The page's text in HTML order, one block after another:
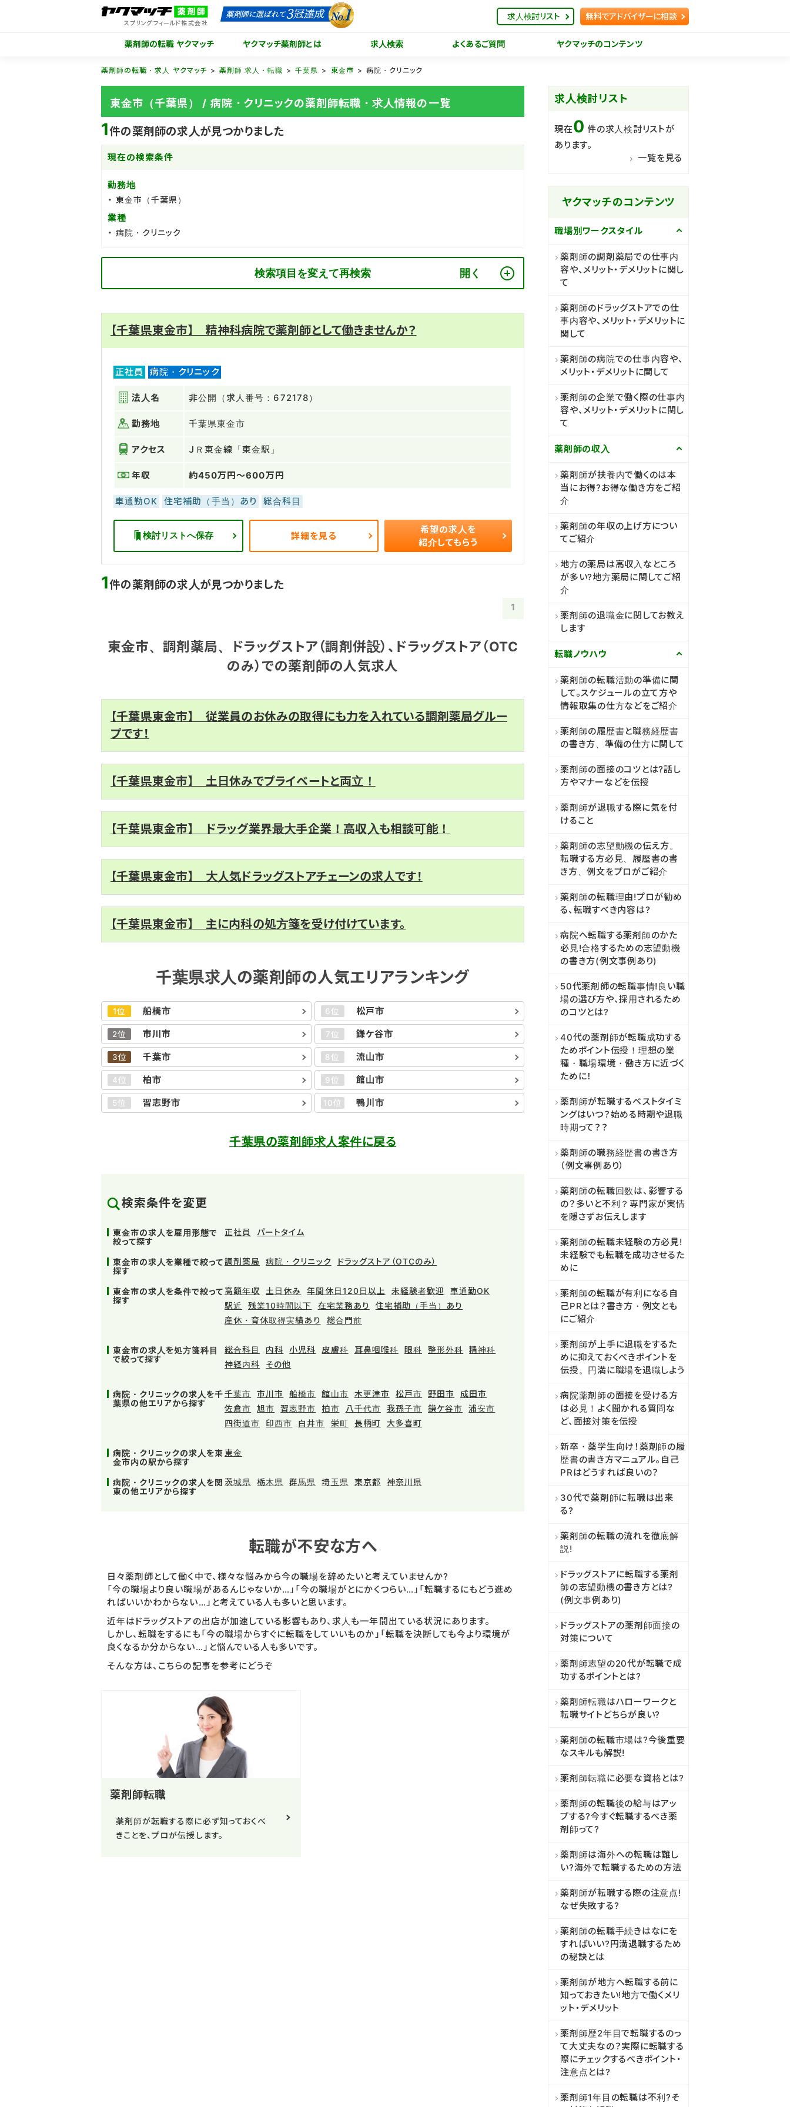
薬剤師の転職 ヤクマッチ ヤクマッチ薬剤師とは 求人検索 よくあるご質問 ヤクマッチのコンテンツ
求人検討リスト 無料でアドバイザーに相談
薬剤師の転職・求人 ヤクマッチ 薬剤師 求人・転職 千葉県 東金市 病院・クリニック
東金市（千葉県） / 病院・クリニックの薬剤師転職・求人情報の一覧
1件の薬剤師の求人が見つかりました
現在の検索条件
勤務地
東金市（千葉県）
業種
病院・クリニック
検索項目を変えて再検索
【千葉県東金市】 精神科病院で薬剤師として働きませんか？
正社員 病院・クリニック
法人名 非公開（求人番号：672178）
勤務地 千葉県東金市
アクセス ＪＲ東金線「東金駅」
年収 約450万円～600万円
車通勤OK 住宅補助（手当）あり 総合科目
検討リストへ保存 詳細を見る
希望の求人を
紹介してもらう
1件の薬剤師の求人が見つかりました
1
東金市、調剤薬局、ドラッグストア（調剤併設）、ドラッグストア（OTC
のみ）での薬剤師の人気求人
【千葉県東金市】 従業員のお休みの取得にも力を入れている調剤薬局グルー
プです！
【千葉県東金市】 土日休みでプライベートと両立！
【千葉県東金市】 ドラッグ業界最大手企業！高収入も相談可能！
【千葉県東金市】 大人気ドラッグストアチェーンの求人です！
【千葉県東金市】 主に内科の処方箋を受け付けています。
千葉県求人の薬剤師の人気エリアランキング
1位 船橋市
2位 市川市
3位 千葉市
4位 柏市
5位 習志野市
6位 松戸市
7位 鎌ケ谷市
8位 流山市
9位 館山市
10位 鴨川市
千葉県の薬剤師求人案件に戻る
検索条件を変更
東金市の求人を雇用形態で
絞って探す
正社員 パートタイム
東金市の求人を業種で絞って
探す
調剤薬局 病院・クリニック ドラッグストア（OTCのみ）
東金市の求人を条件で絞って
探す
高額年収 土日休み 年間休日120日以上 未経験者歓迎
車通勤OK
駅近
残業10時間以下 在宅業務あり
住宅補助（手当）あり
産休・育休取得実績あり
総合門前
東金市の求人を処方箋科目
で絞って探す
総合科目 内科 小児科 皮膚科 耳鼻咽喉科 眼科 整形外科
精神科
神経内科
その他
病院・クリニックの求人を千
葉県の他エリアから探す
千葉市 市川市 船橋市 館山市 木更津市 松戸市 野田市
成田市
佐倉市
旭市 習志野市 柏市 八千代市 我孫子市 鎌ケ谷市
浦安市
四街道市
印西市 白井市 栄町 長柄町 大多喜町
病院・クリニックの求人を東
金市内の駅から探す
東金
病院・クリニックの求人を関
東の他エリアから探す
茨城県 栃木県 群馬県 埼玉県 東京都 神奈川県
転職が不安な方へ
日々薬剤師として働く中で、様々な悩みから今の職場を辞めたいと考えていませんか?
「今の職場より良い職場があるんじゃないか…」「今の職場がとにかくつらい…」「転職するにもどう進め
ればいいかわからない…」と考えている人も多いと思います。
近年はドラッグストアの出店が加速している影響もあり、求人も一年間出ている状況にあります。
しかし、転職をするにも「今の職場からすぐに転職をしていいものか」「転職を決断しても今より環境が
良くなるか分からない…」と悩んでいる人も多いです。
そんな方は、こちらの記事を参考にどうぞ
薬剤師転職
薬剤師が転職する際に必ず知っておくべ
きことを、プロが伝授します。
求人検討リスト
現在0 件の求人検討リストが
あります。
一覧を見る
ヤクマッチのコンテンツ
職場別ワークスタイル
薬剤師の調剤薬局での仕事内
容や、メリット・デメリットに関し
て
薬剤師のドラッグストアでの仕
事内容や、メリット・デメリットに
関して
薬剤師の病院での仕事内容や、
メリット・デメリットに関して
薬剤師の企業で働く際の仕事内
容や、メリット・デメリットに関し
て
薬剤師の収入
薬剤師が扶養内で働くのは本
当にお得?お得な働き方をご紹
介
薬剤師の年収の上げ方につい
てご紹介
地方の薬局は高収入なところ
が多い?地方薬局に関してご紹
介
薬剤師の退職金に関してお教え
します
転職ノウハウ
薬剤師の転職活動の準備に関
して。スケジュールの立て方や
情報取集の仕方などをご紹介
薬剤師の履歴書と職務経歴書
の書き方、準備の仕方に関して
薬剤師の面接のコツとは?話し
方やマナーなどを伝授
薬剤師が退職する際に気を付
けること
薬剤師の志望動機の伝え方。
転職する方必見、履歴書の書
き方、例文をプロがご紹介
薬剤師の転職理由!プロが勧め
る、転職すべき内容は?
病院へ転職する薬剤師のかた
必見!合格するための志望動機
の書き方(例文事例あり)
50代薬剤師の転職事情!良い職
場の選び方や、採用されるため
のコツとは?
40代の薬剤師が転職成功する
ためポイント伝授！理想の業
種・職場環境・働き方に近づく
ために！
薬剤師が転職するベストタイミ
ングはいつ？始める時期や退職
時期って？？
薬剤師の職務経歴書の書き方
（例文事例あり）
薬剤師の転職回数は、影響する
の？多いと不利？専門家が実情
を隠さずお伝えします
薬剤師の転職未経験の方必見!
未経験でも転職を成功させるた
めに
薬剤師の転職が有利になる自
己PRとは？書き方・例文とも
にご紹介
薬剤師が上手に退職をするた
めに抑えておくべきポイントを
伝授。円満に職場を退職しよう
病院薬剤師の面接を受ける方
は必見！よく聞かれる質問な
ど、面接対策を伝授
新卒・薬学生向け！薬剤師の履
歴書の書き方マニュアル。自己
PRはどうすれば良いの？
30代で薬剤師に転職は出来
る?
薬剤師の転職の流れを徹底解
説!
ドラッグストアに転職する薬剤
師の志望動機の書き方とは?
(例文事例あり)
ドラッグストアの薬剤師面接の
対策について
薬剤師志望の20代が転職で成
功するポイントとは?
薬剤師転職はハローワークと
転職サイトどちらが良い?
薬剤師の転職市場は?今後重要
なスキルも解説!
薬剤師転職に必要な資格とは?
薬剤師の転職後の給与はアッ
プする?今すぐ転職するべき薬
剤師って?
薬剤師は海外への転職は難し
い?海外で転職するための方法
薬剤師が転職する際の注意点!
なぜ失敗する?
薬剤師の転職手続きはなにを
すればいい?円満退職するため
の秘訣とは
薬剤師が地方へ転職する前に
知っておきたい!地方で働くメリ
ット・デメリット
薬剤師歴2年目で転職するのっ
て大丈夫なの？実際に転職する
際にチェックするべきポイント・
注意点とは?
薬剤師1年目の転職は不利?そ